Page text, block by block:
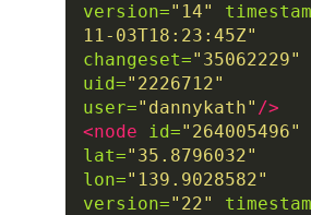
version="14"
11-03T18:23:45Z"
changeset="35062229"
uid="2226712"
user="dannykath" />
<node
id="264005496"
lat="35.8796032"
lon="139.9028582"
version="22"